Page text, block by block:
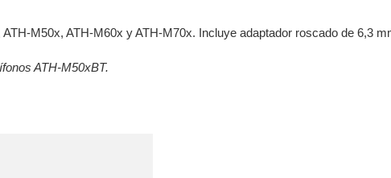
M50x, ATH-M60x y ATH-M70x. Incluye adaptador roscado de 6,3
ATH-M50xBT.